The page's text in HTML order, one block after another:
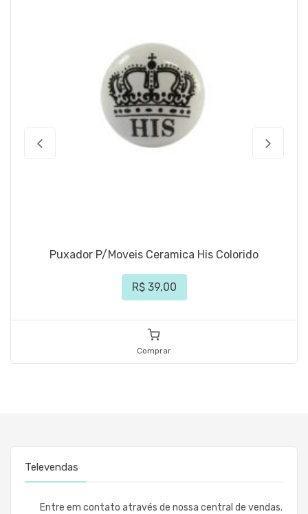
Puxador P/Moveis Ceramica His Colorido
R$ 39,00
Comprar
Televendas
Entre em contato através de nossa central de vendas.